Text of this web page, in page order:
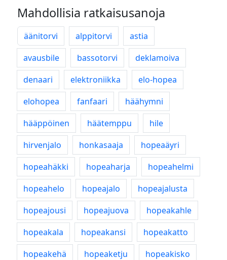
Mahdollisia ratkaisusanoja
äänitorvi alppitorvi
astia
avausbile
bassotorvi
deklamoiva
denaari
elektroniikka
elo-hopea
elohopea
fanfaari
häähymni
hääppöinen
häätemppu
hile
hirvenjalo
honkasaaja
hopeaäyri
hopeahäkki
hopeaharja
hopeahelmi
hopeahelo
hopeajalo
hopeajalusta
hopeajousi
hopeajuova
hopeakahle
hopeakala
hopeakansi
hopeakatto
hopeakehä
hopeaketju
hopeakisko